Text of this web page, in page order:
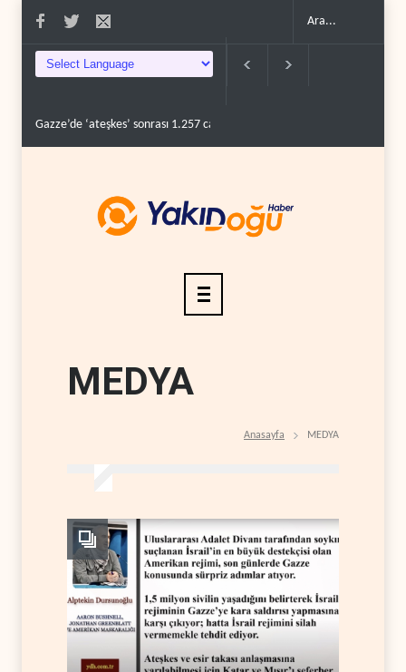
Gazze’de ‘ateşkes’ sonrası 1.257 can kaybı..
MEDYA
Anasayfa MEDYA